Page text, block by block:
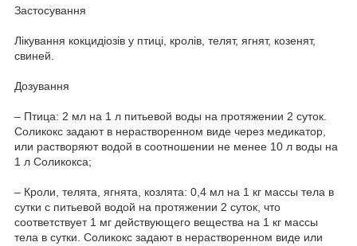
Застосування
Лікування кокцидіозів у птиці, кролів, телят, ягнят, козенят,
свиней.
Дозування
– Птица: 2 мл на 1 л питьевой воды на протяжении 2 суток.
Соликокс задают в нерастворенном виде через медикатор,
или растворяют водой в соотношении не менее 10 л воды на
1 л Соликокса;
– Кроли, телята, ягнята, козлята: 0,4 мл на 1 кг массы тела в
сутки с питьевой водой на протяжении 2 суток, что
соответствует 1 мг действующего вещества на 1 кг массы
тела в сутки. Соликокс задают в нерастворенном виде или